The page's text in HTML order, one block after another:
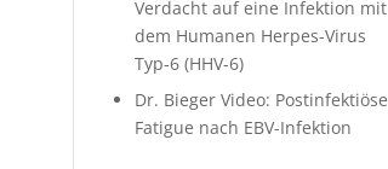
Verdacht auf eine Infektion mit
dem Humanen Herpes-Virus
Typ-6 (HHV-6)
Dr. Bieger Video: Postinfektiöse
Fatigue nach EBV-Infektion